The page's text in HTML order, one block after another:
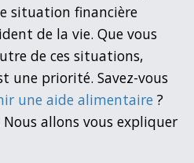
situation financière
de la vie. Que vous
de ces situations,
une priorité. Savez-vous
une aide alimentaire ?
allons vous expliquer